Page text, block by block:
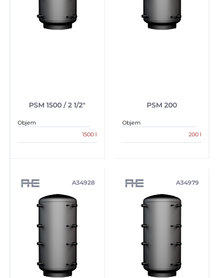
PSM 1500 / 2 1/2″
Objem
1500 l
PSM 200
Objem
200 l
A34928 A34979